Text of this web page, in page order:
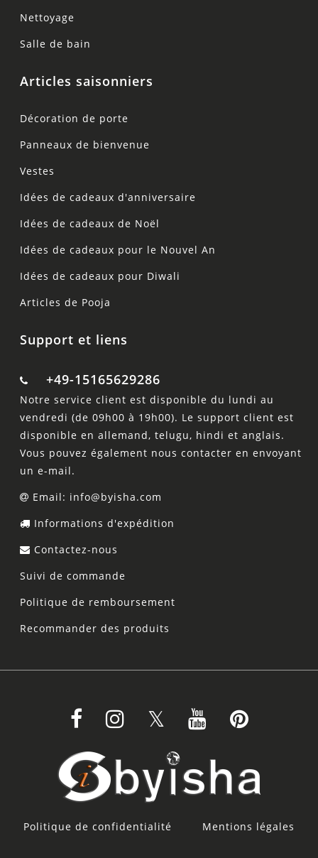
Nettoyage
Salle de bain
Articles saisonniers
Décoration de porte
Panneaux de bienvenue
Vestes
Idées de cadeaux d'anniversaire
Idées de cadeaux de Noël
Idées de cadeaux pour le Nouvel An
Idées de cadeaux pour Diwali
Articles de Pooja
Support et liens
+49-15165629286
Notre service client est disponible du lundi au
vendredi (de 09h00 à 19h00). Le support client est
disponible en allemand, telugu, hindi et anglais.
Vous pouvez également nous contacter en envoyant
un e-mail.
Email: info@byisha.com
Informations d'expédition
Contactez-nous
Suivi de commande
Politique de remboursement
Recommander des produits
Politique de confidentialité Mentions légales